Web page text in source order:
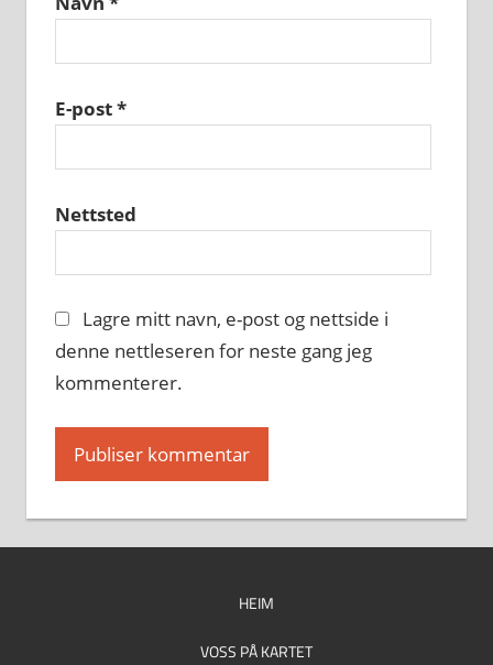
E-post*
Nettsted
Lagre mitt navn, e-post og nettside i
denne nettleseren for neste gang jeg
kommenterer.
HEIM
VOSS PÅ KARTET